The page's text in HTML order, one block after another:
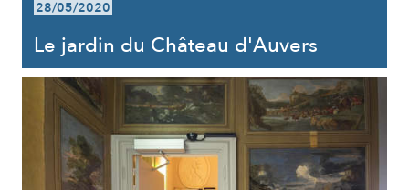
28/05/2020
Le jardin du Château d'Auvers